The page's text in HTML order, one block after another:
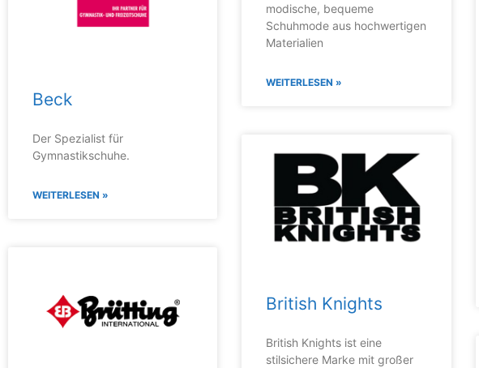
modische, bequeme
Schuhmode aus hochwertigen
Materialien
WEITERLESEN »
Beck
Der Spezialist für
Gymnastikschuhe.
WEITERLESEN »
British Knights
British Knights ist eine
stilsichere Marke mit großer